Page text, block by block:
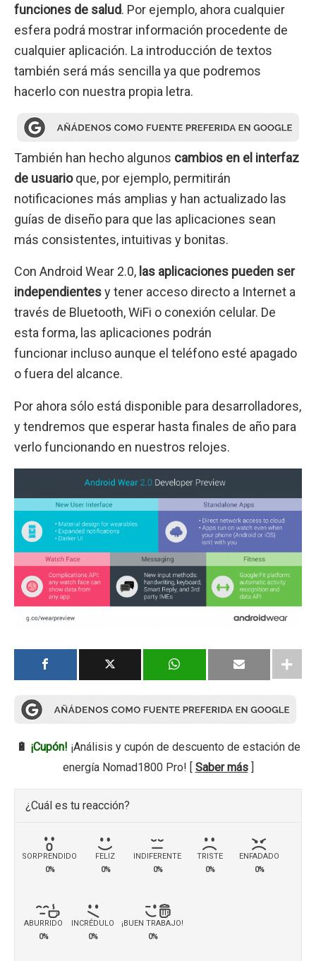
funciones de salud. Por ejemplo, ahora cualquier
esfera podrá mostrar información procedente de
cualquier aplicación. La introducción de textos
también será más sencilla ya que podremos
hacerlo con nuestra propia letra.
También han hecho algunos cambios en el interfaz
de usuarioque, por ejemplo, permitirán
notificaciones más amplias y han actualizado las
guías de diseño para que las aplicaciones sean
más consistentes, intuitivas y bonitas.
Con Android Wear 2.0, las aplicaciones pueden ser
independientesy tener acceso directo a Internet a
través de Bluetooth, WiFi o conexión celular. De
esta forma, las aplicaciones podrán
funcionar incluso aunque el teléfono esté apagado
o fuera del alcance.
Por ahora sólo está disponible para desarrolladores,
y tendremos que esperar hasta finales de año para
verlo funcionando en nuestros relojes.
🔋 ¡Cupón! ¡Análisis y cupón de descuento de estación de
energía Nomad1800 Pro! [ Saber más]
¿Cuál es tu reacción?
SORPRENDIDO
0%
FELIZ
0%
INDIFERENTE
0%
TRISTE
0%
ENFADADO
0%
ABURRIDO
0%
INCRÉDULO
0%
¡BUEN TRABAJO!
0%